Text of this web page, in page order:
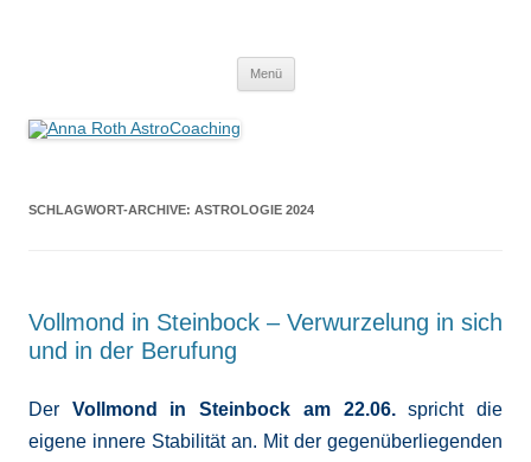
Menü
SCHLAGWORT-ARCHIVE: ASTROLOGIE 2024
Vollmond in Steinbock – Verwurzelung in sich
und in der Berufung
Der Vollmond in Steinbock am 22.06.spricht die
eigene innere Stabilität an. Mit der gegenüberliegenden